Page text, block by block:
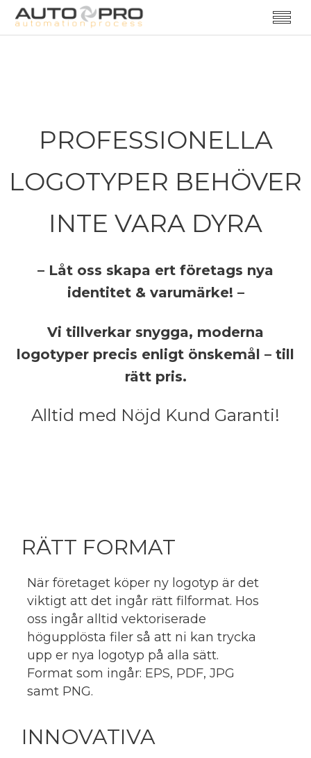
PROFESSIONELLA
LOGOTYPER BEHÖVER
INTE VARA DYRA
– Låt oss skapa ert företags nya
identitet & varumärke! –
Vi tillverkar snygga, moderna
logotyper precis enligt önskemål – till
rätt pris.
Alltid med Nöjd Kund Garanti!
RÄTT FORMAT
När företaget köper ny logotyp är det
viktigt att det ingår rätt filformat. Hos
oss ingår alltid vektoriserade
högupplösta filer så att ni kan trycka
upp er nya logotyp på alla sätt.
Format som ingår: EPS, PDF, JPG
samt PNG.
INNOVATIVA